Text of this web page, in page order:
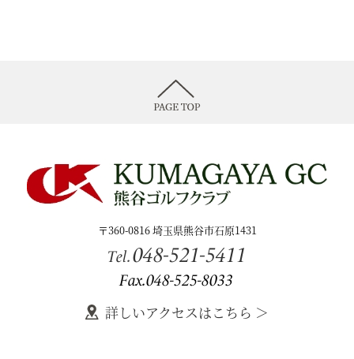
〒360-0816 埼玉県熊谷市石原1431
Tel.048-521-5411
Fax.048-525-8033
詳しいアクセスはこちら ＞